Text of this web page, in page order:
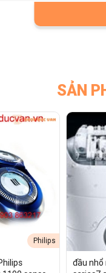
Dòng 360°
Braun 360°
SẢN
Philips
đầu nhổ